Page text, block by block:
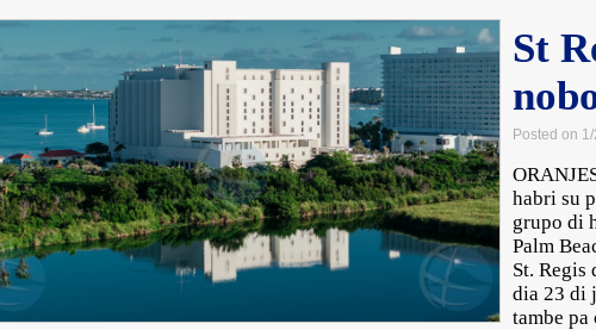
St
Posted on
habri su
grupo di
Palm
St. Regis
dia 23 di
tambe pa